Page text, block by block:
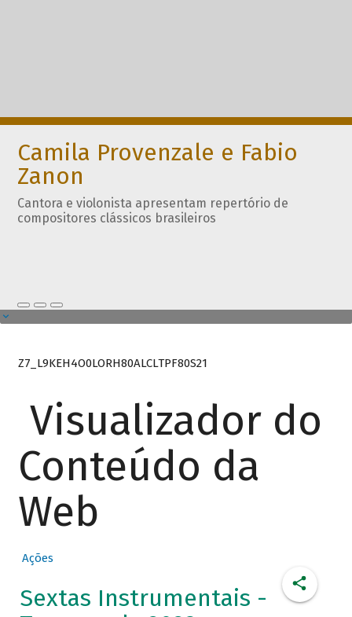
Camila Provenzale e Fabio
Zanon
Cantora e violonista apresentam repertório de
compositores clássicos brasileiros
Z7_L9KEH4O0LORH80ALCLTPF80S21
Visualizador do
Conteúdo da
Web
Ações
Sextas Instrumentais -